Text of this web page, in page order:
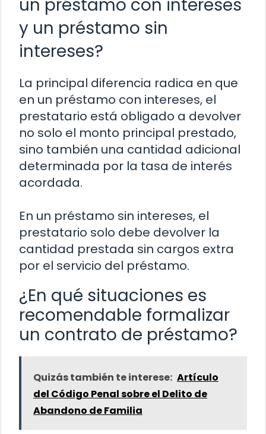
un préstamo con intereses
y un préstamo sin
intereses?
La principal diferencia radica en que
en un préstamo con intereses, el
prestatario está obligado a devolver
no solo el monto principal prestado,
sino también una cantidad adicional
determinada por la tasa de interés
acordada.
En un préstamo sin intereses, el
prestatario solo debe devolver la
cantidad prestada sin cargos extra
por el servicio del préstamo.
¿En qué situaciones es
recomendable formalizar
un contrato de préstamo?
Quizás también te interese: Artículo
del Código Penal sobre el Delito de
Abandono de Familia